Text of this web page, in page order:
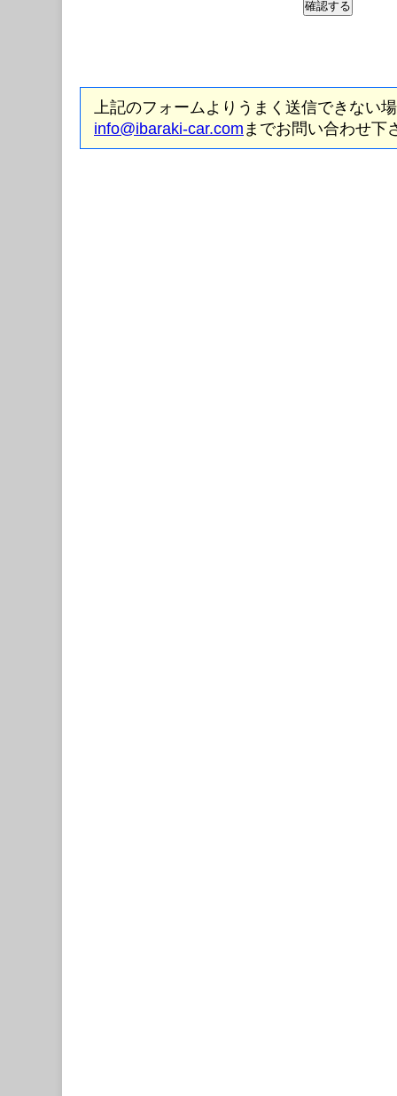
上記のフォームよりうまく送信できない
info@ibaraki-car.com までお問い合わせ下